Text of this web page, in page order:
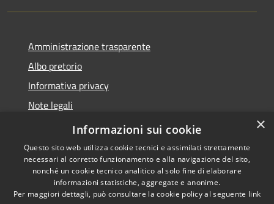
Amministrazione trasparente
Albo pretorio
Informativa privacy
Note legali
Dichiarazione di accessibilità
Accessibilità
Copyright © 2026 • Comune di
Castel d'Ario • Powered by
×
Informazioni sui cookie
Questo sito web utilizza cookie tecnici e assimilati strettamente
necessari al corretto funzionamento e alla navigazione del sito,
nonché un cookie tecnico analitico al solo fine di elaborare
informazioni statistiche, aggregate e anonime.
Per maggiori dettagli, può consultare la cookie policy al seguente link